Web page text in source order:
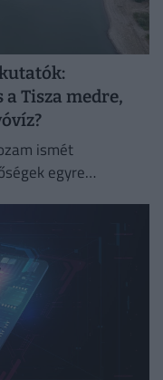
Tisza medre,
ismét
egyre